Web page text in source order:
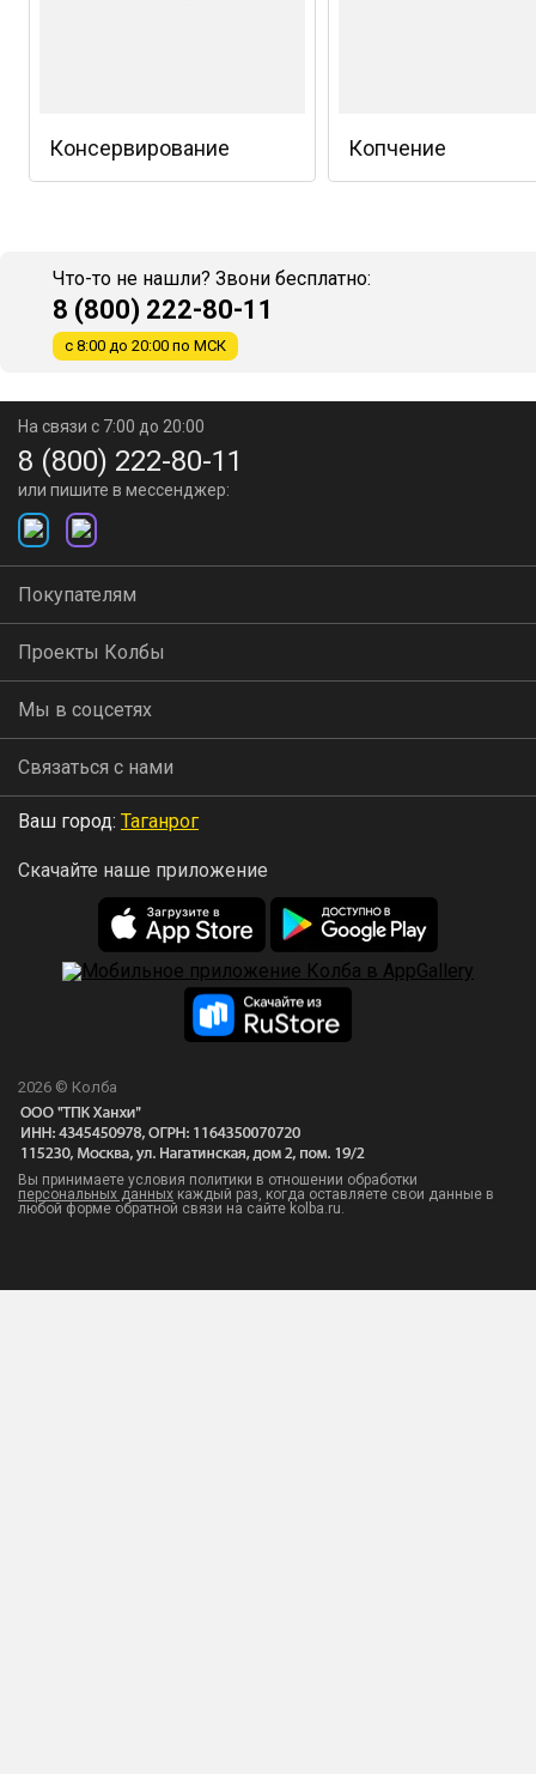
Консервирование Копчение
Что-то не нашли? Звони бесплатно:
8 (800) 222-80-11
с 8:00 до 20:00 по МСК
На связи с 7:00 до 20:00
8 (800) 222-80-11
или пишите в мессенджер:
Покупателям
Проекты Колбы
Мы в соцсетях
Связаться с нами
Ваш город: Таганрог
Скачайте наше приложение
2026 © Колба
Вы принимаете условия политики в отношении обработки
персональных данных каждый раз, когда оставляете свои данные в
любой форме обратной связи на сайте kolba.ru.